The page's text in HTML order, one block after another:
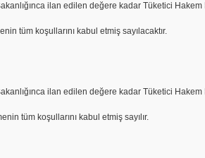
ilan edilen değere kadar Tüketici Hakem
tüm koşullarını kabul etmiş sayılacaktır.
ilan edilen değere kadar Tüketici
tüm koşullarını kabul etmiş sayılır.